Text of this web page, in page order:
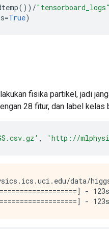
())/"tensorboard_logs"
=True)
fisika partikel, jadi
28 fitur, dan label kelas
, 'http://
data/
-